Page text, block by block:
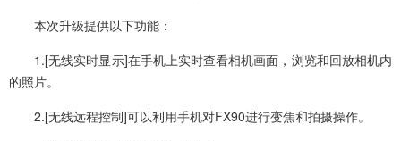
本次升级提供以下功能：
1.[无线实时显示]在手机上实时查看相机画面，浏览和回放相机内
的照片。
2.[无线远程控制]可以利用手机对FX90进行变焦和拍摄操作。